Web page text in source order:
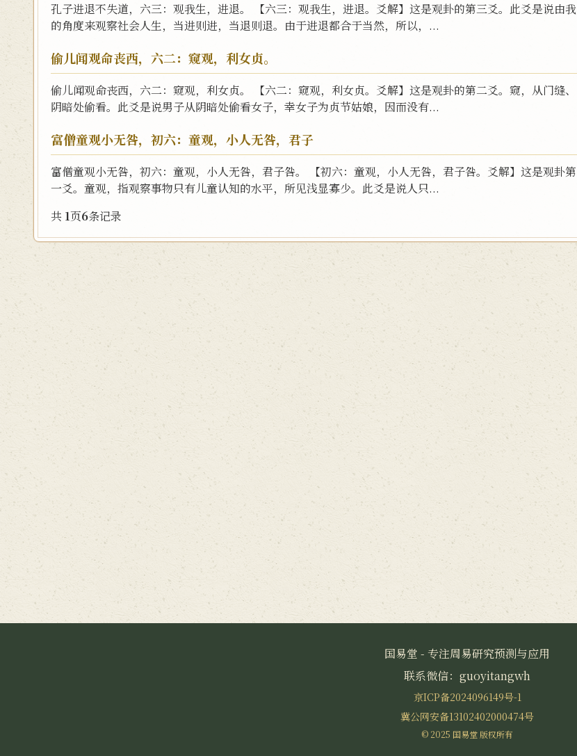
孔子进退不失道，六三：观我生，进退。 【六三：观我生，进退。爻解】这是观卦的第三爻。此爻是说由我
的角度来观察社会人生，当进则进，当退则退。由于进退都合于当然，所以，...
偷儿闻观命丧西，六二：窥观，利女贞。
偷儿闻观命丧西，六二：窥观，利女贞。 【六二：窥观，利女贞。爻解】这是观卦的第二爻。窥，从门缝、
阴暗处偷看。此爻是说男子从阴暗处偷看女子，幸女子为贞节姑娘，因而没有...
富僧童观小无咎，初六：童观，小人无咎，君子
富僧童观小无咎，初六：童观，小人无咎，君子咎。 【初六：童观，小人无咎，君子咎。爻解】这是观卦第
一爻。童观，指观察事物只有儿童认知的水平，所见浅显寡少。此爻是说人只...
共 1页6条记录
国易堂 - 专注周易研究预测与应用
联系微信：guoyitangwh
京ICP备2024096149号-1
冀公网安备13102402000474号
© 2025 国易堂 版权所有